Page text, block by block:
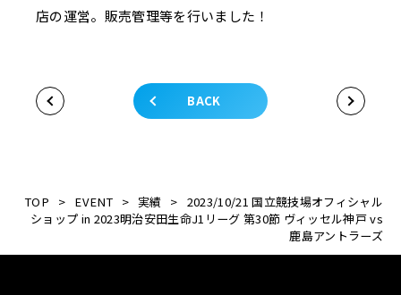
店の運営。販売管理等を行いました！
BACK
TOP > EVENT > 実績 > 2023/10/21 国立競技場オフィシャル
ショップ in 2023明治安田生命J1リーグ 第30節 ヴィッセル神戸 vs
鹿島アントラーズ